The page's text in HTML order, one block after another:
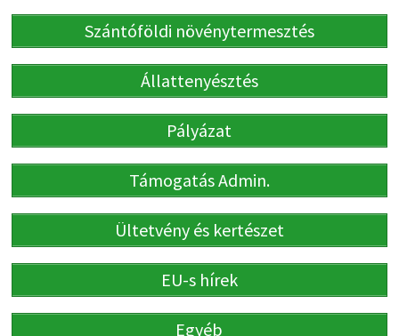
Szántóföldi növénytermesztés
Állattenyésztés
Pályázat
Támogatás Admin.
Ültetvény és kertészet
EU-s hírek
Egyéb